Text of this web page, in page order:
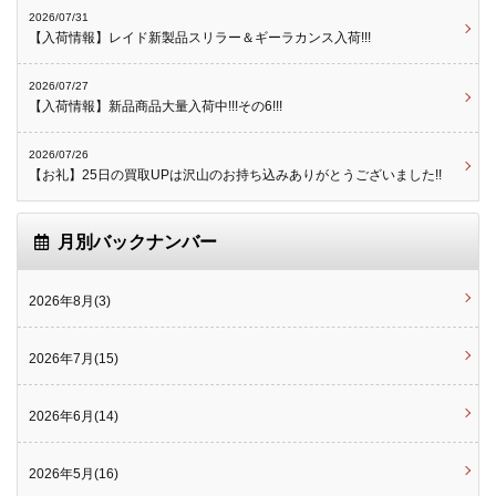
2026/07/31
【入荷情報】レイド新製品スリラー＆ギーラカンス入荷!!!
2026/07/27
【入荷情報】新品商品大量入荷中!!!その6!!!
2026/07/26
【お礼】25日の買取UPは沢山のお持ち込みありがとうございました!!
月別バックナンバー
2026年8月(3)
2026年7月(15)
2026年6月(14)
2026年5月(16)